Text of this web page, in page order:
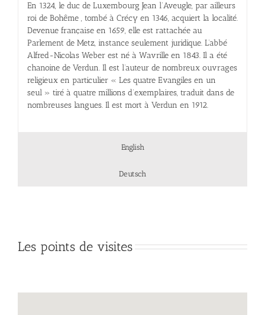
En 1324, le duc de Luxembourg Jean l’Aveugle, par ailleurs
roi de Bohême , tombé à Crécy en 1346, acquiert la localité.
Devenue française en 1659, elle est rattachée au
Parlement de Metz, instance seulement juridique. L’abbé
Alfred-Nicolas Weber est né à Wavrille en 1843. Il a été
chanoine de Verdun. Il est l’auteur de nombreux ouvrages
religieux en particulier « Les quatre Evangiles en un
seul » tiré à quatre millions d’exemplaires, traduit dans de
nombreuses langues. Il est mort à Verdun en 1912.
English
Deutsch
Les points de visites